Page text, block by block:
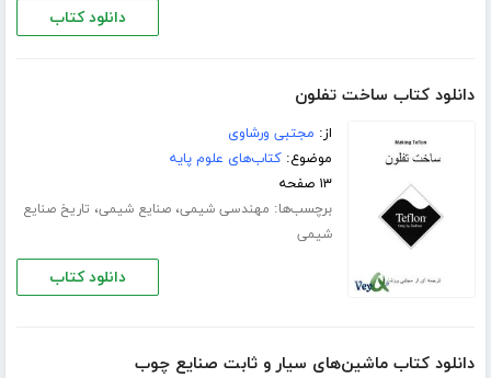
دانلود کتاب
دانلود کتاب ساخت تفلون
از: مجتبی ورشاوی
موضوع:کتاب‌های علوم پایه
۱۳ صفحه
برچسب‌ها: مهندسی شیمی،صنایع شیمی، تاریخ صنایع
شیمی
دانلود کتاب
دانلود کتاب ماشین‌های سیار و ثابت صنایع چوب